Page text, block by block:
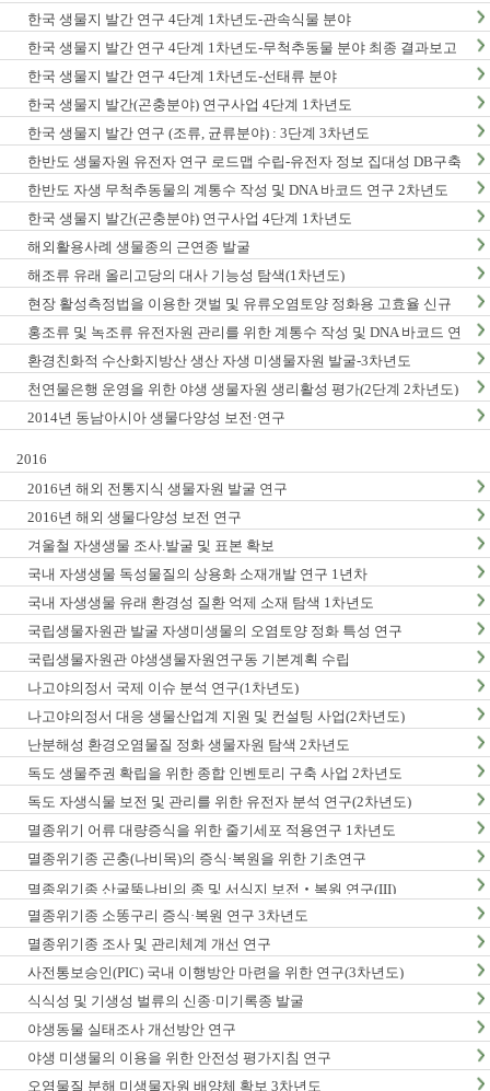
한국 생물지 발간 연구 4단계 1차년도-관속식물 분야
한국 생물지 발간 연구 4단계 1차년도-무척추동물 분야 최종 결과보고
서
한국 생물지 발간 연구 4단계 1차년도-선태류 분야
한국 생물지 발간(곤충분야) 연구사업 4단계 1차년도
한국 생물지 발간 연구 (조류, 균류분야) : 3단계 3차년도
한반도 생물자원 유전자 연구 로드맵 수립-유전자 정보 집대성 DB구축
(1차년도)
한반도 자생 무척추동물의 계통수 작성 및 DNA 바코드 연구 2차년도
한국 생물지 발간(곤충분야) 연구사업 4단계 1차년도
해외활용사례 생물종의 근연종 발굴
해조류 유래 올리고당의 대사 기능성 탐색(1차년도)
현장 활성측정법을 이용한 갯벌 및 유류오염토양 정화용 고효율 신규
미생물자원 발굴-3차년도
홍조류 및 녹조류 유전자원 관리를 위한 계통수 작성 및 DNA 바코드 연
구 2단계 1차년도
환경친화적 수산화지방산 생산 자생 미생물자원 발굴-3차년도
천연물은행 운영을 위한 야생 생물자원 생리활성 평가(2단계 2차년도)
2014년 동남아시아 생물다양성 보전·연구
2016
2016년 해외 전통지식 생물자원 발굴 연구
2016년 해외 생물다양성 보전 연구
겨울철 자생생물 조사.발굴 및 표본 확보
국내 자생생물 독성물질의 상용화 소재개발 연구 1년차
국내 자생생물 유래 환경성 질환 억제 소재 탐색 1차년도
국립생물자원관 발굴 자생미생물의 오염토양 정화 특성 연구
국립생물자원관 야생생물자원연구동 기본계획 수립
나고야의정서 국제 이슈 분석 연구(1차년도)
나고야의정서 대응 생물산업계 지원 및 컨설팅 사업(2차년도)
난분해성 환경오염물질 정화 생물자원 탐색 2차년도
독도 생물주권 확립을 위한 종합 인벤토리 구축 사업 2차년도
독도 자생식물 보전 및 관리를 위한 유전자 분석 연구(2차년도)
멸종위기 어류 대량증식을 위한 줄기세포 적용연구 1차년도
멸종위기종 곤충(나비목)의 증식·복원을 위한 기초연구
멸종위기종 산굴뚝나비의 종 및 서식지 보전‧복원 연구(III)
멸종위기종 소똥구리 증식·복원 연구 3차년도
멸종위기종 조사 및 관리체계 개선 연구
사전통보승인(PIC) 국내 이행방안 마련을 위한 연구(3차년도)
식식성 및 기생성 벌류의 신종·미기록종 발굴
야생동물 실태조사 개선방안 연구
야생 미생물의 이용을 위한 안전성 평가지침 연구
오염물질 분해 미생물자원 배양체 확보 3차년도